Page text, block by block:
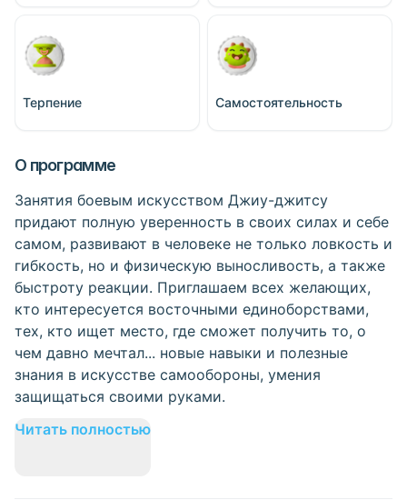
Терпение Самостоятельность
О программе
Занятия боевым искусством Джиу-джитсу
придают полную уверенность в своих силах и себе
самом, развивают в человеке не только ловкость и
гибкость, но и физическую выносливость, а также
быстроту реакции. Приглашаем всех желающих,
кто интересуется восточными единоборствами,
тех, кто ищет место, где сможет получить то, о
чем давно мечтал... новые навыки и полезные
знания в искусстве самообороны, умения
защищаться своими руками.
Читать полностью